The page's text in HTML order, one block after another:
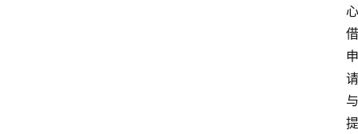
心
借
申
请
与
提